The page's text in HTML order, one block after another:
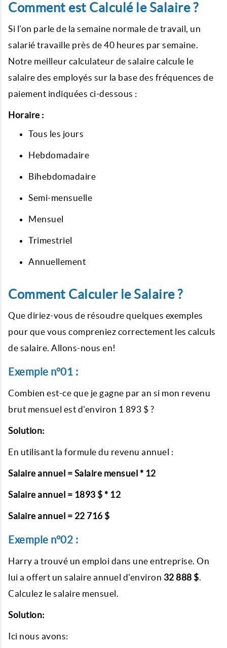
Comment est Calculé le Salaire ?
Si l’on parle de la semaine normale de travail, un
salarié travaille près de 40 heures par semaine.
Notre meilleur calculateur de salaire calcule le
salaire des employés sur la base des fréquences de
paiement indiquées ci-dessous :
Horaire :
Tous les jours
Hebdomadaire
Bihebdomadaire
Semi-mensuelle
Mensuel
Trimestriel
Annuellement
Comment Calculer le Salaire ?
Que diriez-vous de résoudre quelques exemples
pour que vous compreniez correctement les calculs
de salaire. Allons-nous en!
Exemple n°01 :
Combien est-ce que je gagne par an si mon revenu
brut mensuel est d'environ 1 893 $ ?
Solution:
En utilisant la formule du revenu annuel :
Salaire annuel = Salaire mensuel * 12
Salaire annuel = 1893 $ * 12
Salaire annuel = 22 716 $
Exemple n°02 :
Harry a trouvé un emploi dans une entreprise. On
lui a offert un salaire annuel d'environ 32 888 $.
Calculez le salaire mensuel.
Solution:
Ici nous avons: